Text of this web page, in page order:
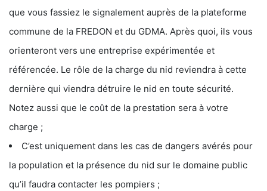
que vous fassiez le signalement auprès de la plateforme
commune de la FREDON et du GDMA. Après quoi, ils vous
orienteront vers une entreprise expérimentée et
référencée. Le rôle de la charge du nid reviendra à cette
dernière qui viendra détruire le nid en toute sécurité.
Notez aussi que le coût de la prestation sera à votre
charge ;
C’est uniquement dans les cas de dangers avérés pour
la population et la présence du nid sur le domaine public
qu’il faudra contacter les pompiers ;